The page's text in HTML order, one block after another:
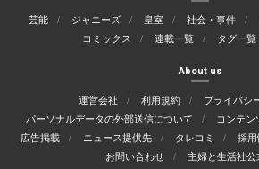
芸能 ジャニーズ 皇室 社会・事件
コミックス
連載一覧 タグ一覧
About us
運営会社 利用規約
プライバシ
パーソナルデータの外部送信について
コンテン
広告掲載
ニュース提供先 タレコミ 採用
お問い合わせ
主婦と生活社公